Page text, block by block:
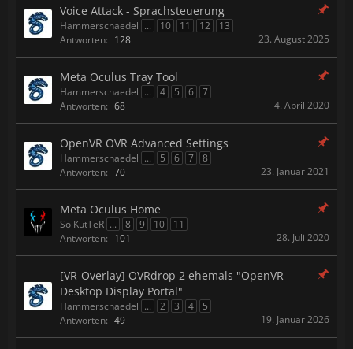
Voice Attack - Sprachsteuerung
Hammerschaedel ... 10 11 12
13
Antworten: 128 23. August 2025
Meta Oculus Tray Tool
Hammerschaedel ... 4 5 6
7
Antworten: 68 4. April 2020
OpenVR OVR Advanced Settings
Hammerschaedel ... 5 6 7
8
Antworten: 70 23. Januar 2021
Meta Oculus Home
SolKutTeR ... 8 9 10
11
Antworten: 101 28. Juli 2020
[VR-Overlay] OVRdrop 2 ehemals "OpenVR
Desktop Display Portal"
Hammerschaedel ... 2 3 4
5
Antworten: 49 19. Januar 2026